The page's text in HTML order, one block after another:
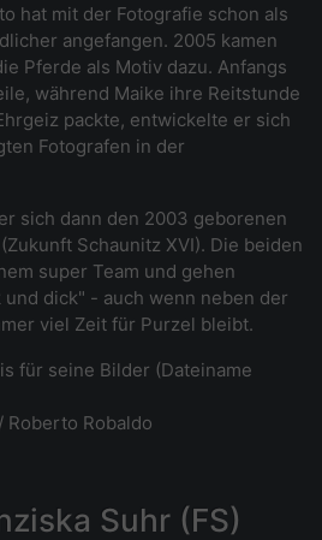
hat mit der Fotografie schon als
angefangen. 2005 kamen
Pferde als Motiv dazu. Anfangs
während Maike ihre Reitstunde
packte, entwickelte er sich
Fotografen in der
sich dann den 2003 geborenen
Schaunitz XVI). Die beiden
super Team und gehen
dick" - auch wenn neben der
viel Zeit für Purzel bleibt.
für seine Bilder (Dateiname
Robaldo
Suhr (FS)